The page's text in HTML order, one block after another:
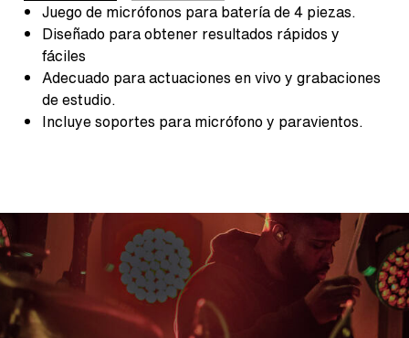
Juego de micrófonos para batería de 4 piezas.
Diseñado para obtener resultados rápidos y
fáciles
Adecuado para actuaciones en vivo y grabaciones
de estudio.
Incluye soportes para micrófono y paravientos.